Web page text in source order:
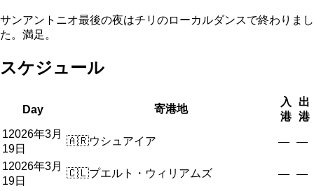
サンアントニオ最後の夜はチリのローカルダンスで終わりまし
た。満足。
スケジュール
Day 寄港地
入
港
出
港
12026年3月
19日
🇦🇷ウシュアイア — —
12026年3月
19日
🇨🇱プエルト・ウィリアムズ — —